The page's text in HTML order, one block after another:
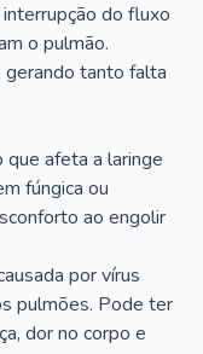
do fluxo
o pulmão.
gerando tanto falta
afeta a laringe
fúngica ou
ao engolir
por vírus
pulmões. Pode ter
dor no corpo e